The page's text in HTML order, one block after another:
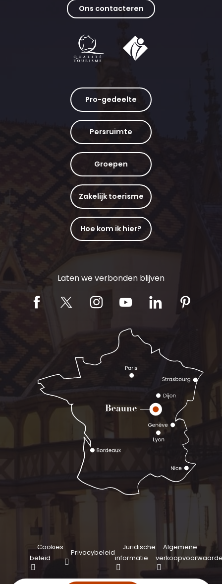
Ons contacteren
Pro-gedeelte
Persruimte
Groepen
Zakelijk toerisme
Hoe kom ik hier?
Laten we verbonden blijven
Cookies
beleid
Privacybeleid
Juridische
informatie
Algemene